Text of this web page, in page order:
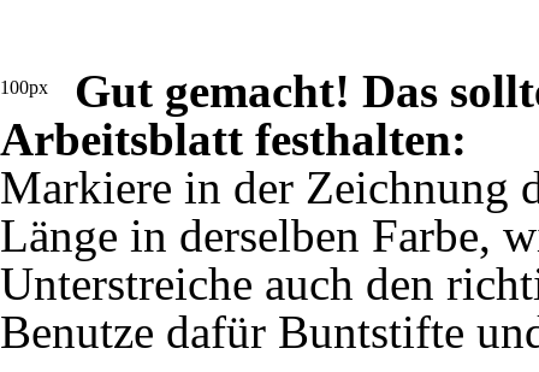
100px
Gut gemacht! Das
Arbeitsblatt festhalten:
Markiere in der Zeichnung
Länge in derselben Farbe,
Unterstreiche auch den
Benutze dafür Buntstifte